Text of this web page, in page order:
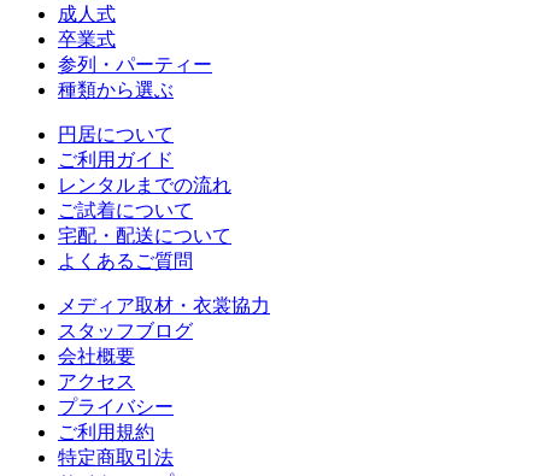
成人式
卒業式
参列・パーティー
種類から選ぶ
円居について
ご利用ガイド
レンタルまでの流れ
ご試着について
宅配・配送について
よくあるご質問
メディア取材・衣裳協力
スタッフブログ
会社概要
アクセス
プライバシー
ご利用規約
特定商取引法